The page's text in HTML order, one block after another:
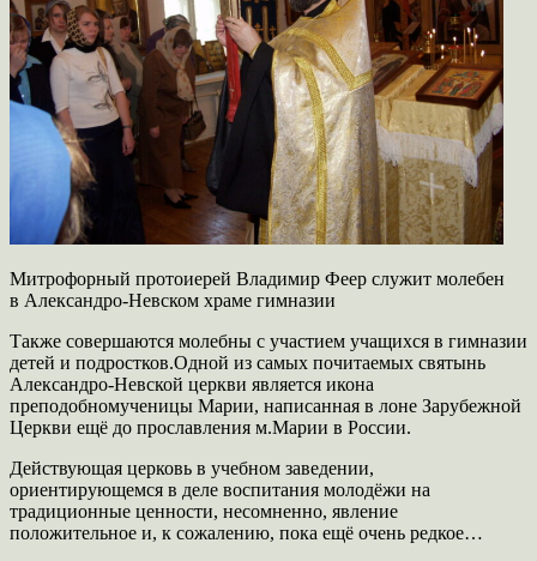
Митрофорный протоиерей Владимир Феер служит молебен
в Александро-Невском храме гимназии
Также совершаются молебны с участием учащихся в гимназии
детей и подростков.Одной из самых почитаемых святынь
Александро-Невской церкви является икона
преподобномученицы Марии, написанная в лоне Зарубежной
Церкви ещё до прославления м.Марии в России.
Действующая церковь в учебном заведении,
ориентирующемся в деле воспитания молодёжи на
традиционные ценности, несомненно, явление
положительное и, к сожалению, пока ещё очень редкое…